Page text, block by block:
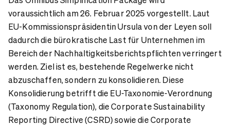
voraussichtlich am 26. Februar 2025 vorgestellt. Laut
EU-Kommissionspräsidentin Ursula von der Leyen soll
dadurch die bürokratische Last für Unternehmen im
Bereich der Nachhaltigkeitsberichtspflichten verringert
werden. Ziel ist es, bestehende Regelwerke nicht
abzuschaffen, sondern zu konsolidieren. Diese
Konsolidierung betrifft die EU-Taxonomie-Verordnung
(Taxonomy Regulation), die Corporate Sustainability
Reporting Directive (CSRD) sowie die Corporate